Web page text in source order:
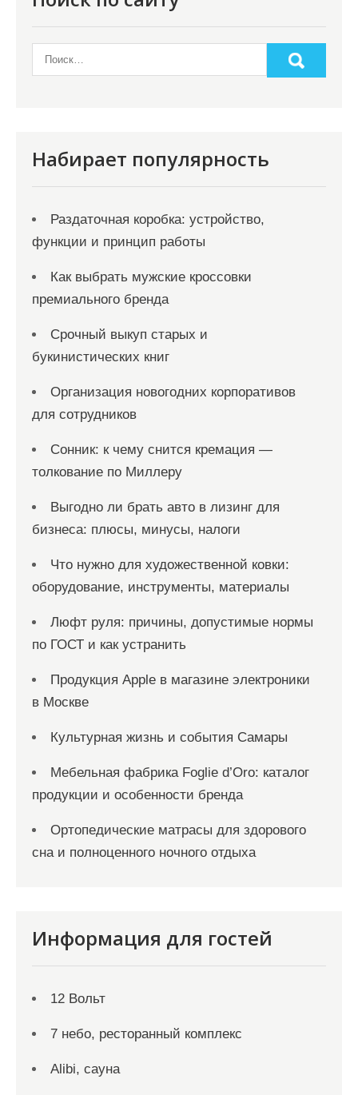
м
Набирает популярность
Раздаточная коробка: устройство,
функции и принцип работы
Как выбрать мужские кроссовки
премиального бренда
Срочный выкуп старых и
букинистических книг
Организация новогодних корпоративов
для сотрудников
Сонник: к чему снится кремация —
толкование по Миллеру
Выгодно ли брать авто в лизинг для
бизнеса: плюсы, минусы, налоги
Что нужно для художественной ковки:
оборудование, инструменты, материалы
Люфт руля: причины, допустимые нормы
по ГОСТ и как устранить
Продукция Apple в магазине электроники
в Москве
Культурная жизнь и события Самары
Мебельная фабрика Foglie d’Oro: каталог
продукции и особенности бренда
Ортопедические матрасы для здорового
сна и полноценного ночного отдыха
Информация для гостей
12 Вольт
7 небо, ресторанный комплекс
Alibi, сауна